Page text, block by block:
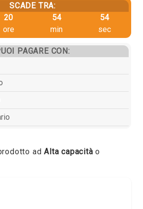
SCADE TRA:
20
ore
54
min
53
sec
PAGARE CON:
adAlta capacità o